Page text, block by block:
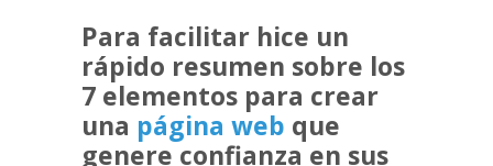
Para facilitar hice un
rápido resumen sobre los
7 elementos para crear
una página web que
genere confianza en sus